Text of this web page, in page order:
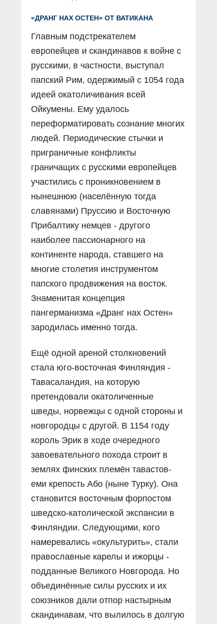
«ДРАНГ НАХ ОСТЕН» ОТ ВАТИКАНА
Главным подстрекателем
европейцев и скандинавов к войне с
русскими, в частности, выступал
папский Рим, одержимый с 1054 года
идеей окатоличивания всей
Ойкумены. Ему удалось
переформатировать сознание многих
людей. Периодические стычки и
приграничные конфликты
граничащих с русскими европейцев
участились с проникновением в
нынешнюю (населённую тогда
славянами) Пруссию и Восточную
Прибалтику немцев - другого
наиболее пассионарного на
континенте народа, ставшего на
многие столетия инструментом
папского продвижения на восток.
Знаменитая концепция
пангерманизма «Дранг нах Остен»
зародилась именно тогда.
Ещё одной ареной столкновений
стала юго-восточная Финляндия -
Тавасаландия, на которую
претендовали окатоличенные
шведы, норвежцы с одной стороны и
новгородцы с другой. В 1154 году
король Эрик в ходе очередного
завоевательного похода строит в
землях финских племён тавастов-
еми крепость Або (ныне Турку). Она
становится восточным форпостом
шведско-католической экспансии в
Финляндии. Следующими, кого
намеревались «окультурить», стали
православные карелы и ижорцы -
подданные Великого Новгорода. Но
объединённые силы русских и их
союзников дали отпор настырным
скандинавам, что вылилось в долгую